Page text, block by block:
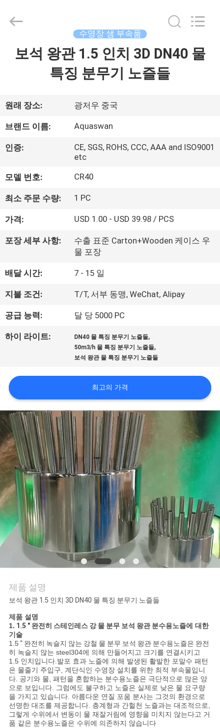
품
회
소
개
공
여
행
품
리
문
의
하
기
조
회
청
하
다
NEWS
사
이
수영장 샘 부속품
보석 왕관 1.5 인치 3D DN40 물
특징 분무기 노즐들
원래 장소: 광저우 중국
브랜드 이름: Aquaswan
인증:
CE, SGS, ROHS, CCC, AAA and ISO9001
etc
모델 번호: CR40
최소 주문 수량: 1 PC
가격: USD 1.00 - USD 39.98 / PCS
포장 세부 사항:
수출 표준 Carton+Wooden 케이스 우
물 포장
배달 시간: 7 - 15 일
지불 조건: T/T, 서부 동맹, WeChat, Alipay
공급 능력: 달 당 5000 PC
하이 라이트: DN40 물 특징 분무기 노즐들,
50m3/h 물 특징 분무기 노즐들,
보석 왕관 물 특징 분무기 노즐들
최고의 가격
제품 설명
보석 왕관 1.5 인치 3D DN40 물 특징 분무기 노즐들
제품 설명
1. 1.5 " 완전히 스테인레스 강 물 분무 보석 왕관 분수용노즐에 대한
기술
1.5 " 완전히 녹슬지 않는 강철 물 분무 보석 왕관 분수용노즐은 완전
히 녹슬지 않는 steel304에 의해 만들어지고 크기를 연결시키고
1.5 인치입니다.발포 효과 노즐에 의해 발생된 활발한 포말수 패턴
은 물줄기 주입구, 계단식인 수영장 설치를 위한 최적 부속물입니
다. 공기와 물, 패턴을 혼합하는 분수용노즐은 극단적으로 많은 양
으로 보입니다. 그럼에도 불구하고 노즐은 실제로 낮은 물 요구량
을 가지고 있습니다. 아름다운 연질 포움 분사는 그것의 환경으로
선명한 대조를 제공합니다. 층계형과 간헐천 노즐과는 대조적으로,
그렇게 수위에서 변동이 물 재잘거림에 영향을 미치지 않는다고 거
품 같은 분수용노즐은 수위에 의존하지 않습니다